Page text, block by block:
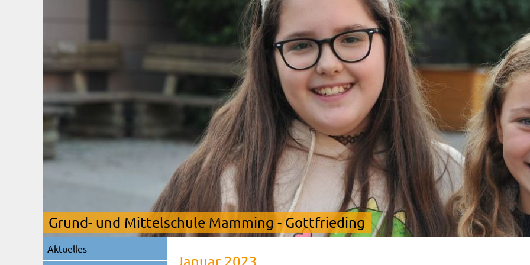
Grund- und Mittelschule Mamming - Gottfrieding
Januar 2023
Navigation
überspringen
Aktuelles